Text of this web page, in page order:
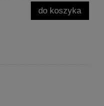
do koszyka